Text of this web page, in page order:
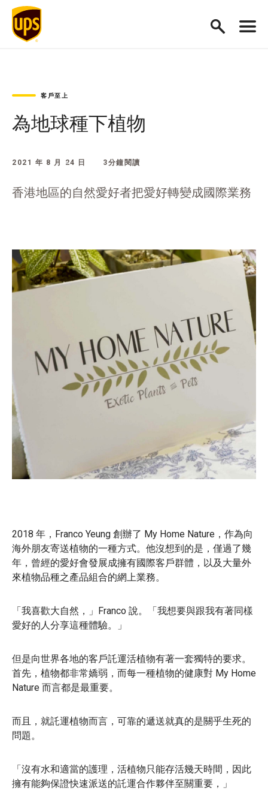
客戶至上
為地球種下植物
2021 年 8 月 24 日 3分鐘閱讀
香港地區的自然愛好者把愛好轉變成國際業務
2018 年，Franco Yeung 創辦了 My Home Nature，作為向
海外朋友寄送植物的一種方式。他沒想到的是，僅過了幾
年，曾經的愛好會發展成擁有國際客戶群體，以及大量外
來植物品種之產品組合的網上業務。
「我喜歡大自然，」Franco 說。「我想要與跟我有著同樣
愛好的人分享這種體驗。」
但是向世界各地的客戶託運活植物有著一套獨特的要求。
首先，植物都非常嬌弱，而每一種植物的健康對 My Home
Nature 而言都是最重要。
而且，就託運植物而言，可靠的遞送就真的是關乎生死的
問題。
「沒有水和適當的護理，活植物只能存活幾天時間，因此
擁有能夠保證快速派送的託運合作夥伴至關重要，」